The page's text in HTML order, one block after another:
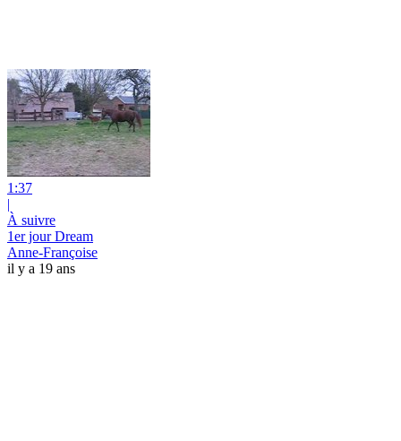
1:37
|
À suivre
1er jour Dream
Anne-Françoise
il y a 19 ans